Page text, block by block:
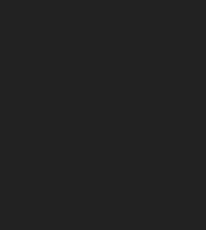
Oblíbeným